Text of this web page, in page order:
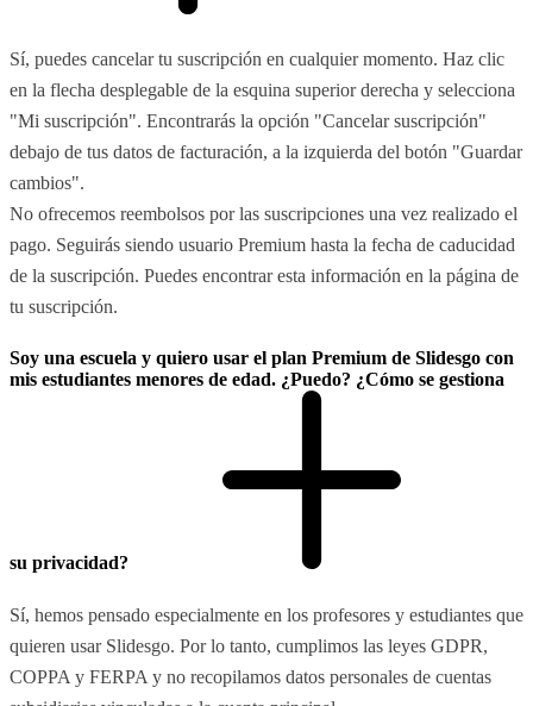
Sí, puedes cancelar tu suscripción en cualquier momento. Haz clic
en la flecha desplegable de la esquina superior derecha y selecciona
"Mi suscripción". Encontrarás la opción "Cancelar suscripción"
debajo de tus datos de facturación, a la izquierda del botón "Guardar
cambios".
No ofrecemos reembolsos por las suscripciones una vez realizado el
pago. Seguirás siendo usuario Premium hasta la fecha de caducidad
de la suscripción. Puedes encontrar esta información en la página de
tu suscripción.
Soy una escuela y quiero usar el plan Premium de Slidesgo con
mis estudiantes menores de edad. ¿Puedo? ¿Cómo se gestiona
su privacidad?
Sí, hemos pensado especialmente en los profesores y estudiantes que
quieren usar Slidesgo. Por lo tanto, cumplimos las leyes GDPR,
COPPA y FERPA y no recopilamos datos personales de cuentas